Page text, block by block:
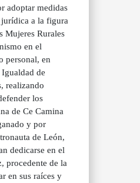
adoptar medidas
jurídica a la figura
Mujeres Rurales
en el
personal, en
de
realizando
los
de Ce Camina
y por
de León,
dedicarse en el
procedente de la
en sus raíces y